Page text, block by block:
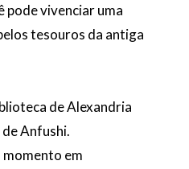
pode vivenciar uma
tesouros da antiga
de Alexandria
Anfushi.
em